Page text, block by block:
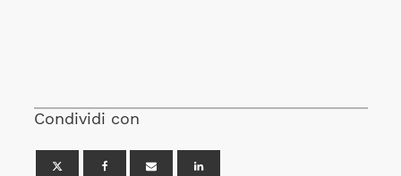
Condividi con